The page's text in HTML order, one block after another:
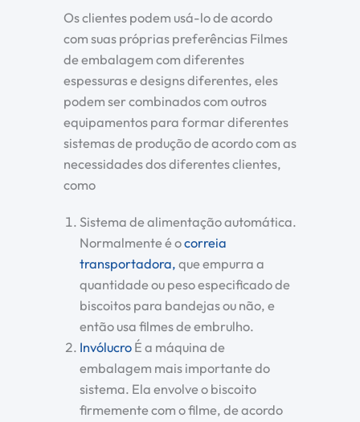
Os clientes podem usá-lo de acordo
com suas próprias preferências Filmes
de embalagem com diferentes
espessuras e designs diferentes, eles
podem ser combinados com outros
equipamentos para formar diferentes
sistemas de produção de acordo com as
necessidades dos diferentes clientes,
como
Sistema de alimentação automática.
Normalmente é ocorreia
transportadora, que empurra a
quantidade ou peso especificado de
biscoitos para bandejas ou não, e
então usa filmes de embrulho.
Invólucro É a máquina de
embalagem mais importante do
sistema. Ela envolve o biscoito
firmemente com o filme, de acordo